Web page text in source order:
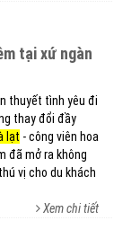
thuyết tình yêu đi
thay đổi đầy
lạt - công viên hoa
đã mở ra không
vị cho du khách
Xem chi tiết